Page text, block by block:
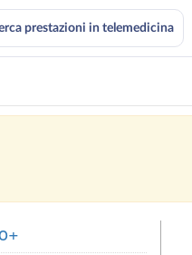
prestazioni in telemedicina